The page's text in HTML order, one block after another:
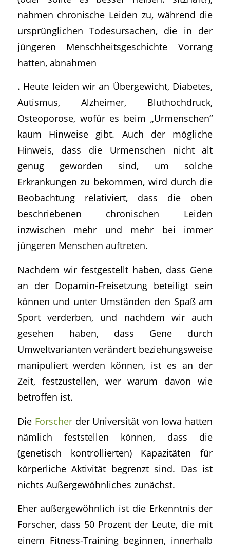
nahmen chronische Leiden zu, während die
ursprünglichen Todesursachen, die in der
jüngeren Menschheitsgeschichte Vorrang
hatten, abnahmen
. Heute leiden wir an Übergewicht, Diabetes,
Autismus, Alzheimer, Bluthochdruck,
Osteoporose, wofür es beim „Urmenschen“
kaum Hinweise gibt. Auch der mögliche
Hinweis, dass die Urmenschen nicht alt
genug geworden sind, um solche
Erkrankungen zu bekommen, wird durch die
Beobachtung relativiert, dass die oben
beschriebenen chronischen Leiden
inzwischen mehr und mehr bei immer
jüngeren Menschen auftreten.
Nachdem wir festgestellt haben, dass Gene
an der Dopamin-Freisetzung beteiligt sein
können und unter Umständen den Spaß am
Sport verderben, und nachdem wir auch
gesehen haben, dass Gene durch
Umweltvarianten verändert beziehungsweise
manipuliert werden können, ist es an der
Zeit, festzustellen, wer warum davon wie
betroffen ist.
Die Forscherder Universität von Iowa hatten
nämlich feststellen können, dass die
(genetisch kontrollierten) Kapazitäten für
körperliche Aktivität begrenzt sind. Das ist
nichts Außergewöhnliches zunächst.
Eher außergewöhnlich ist die Erkenntnis der
Forscher, dass 50 Prozent der Leute, die mit
einem Fitness-Training beginnen, innerhalb